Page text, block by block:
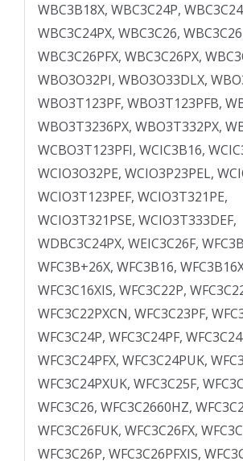
WBC3B18X, WBC3C24P,
WBC3C24PX, WBC3C26,
WBC3C26PFX, WBC3C26PX,
WBO3O32PI, WBO3O33DLX,
WBO3T123PF, WBO3T123PFB,
WBO3T3236PX, WBO3T332PX,
WCBO3T123PFI, WCIC3B16,
WCIO3O32PE, WCIO3P23PEL,
WCIO3T123PEF, WCIO3T321PE,
WCIO3T321PSE, WCIO3T333DEF,
WDBC3C24PX, WEIC3C26F,
WFC3B+26X, WFC3B16,
WFC3C16XIS, WFC3C22P,
WFC3C22PXCN, WFC3C23PF,
WFC3C24P, WFC3C24PF,
WFC3C24PFX, WFC3C24PUK,
WFC3C24PXUK, WFC3C25F,
WFC3C26, WFC3C2660HZ,
WFC3C26FUK, WFC3C26FX,
WFC3C26P, WFC3C26PFXIS,